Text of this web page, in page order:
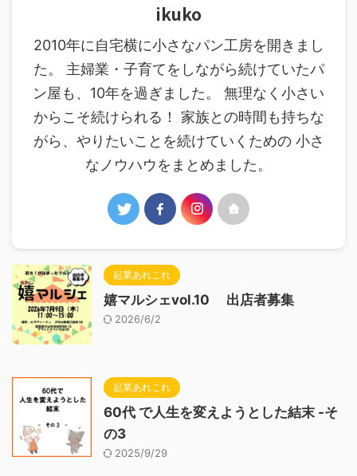
ikuko
2010年に自宅横に小さなパン工房を開きまし
た。 主婦業・子育てをしながら続けていたパ
ン屋も、10年を過ぎました。 無理なく小さい
からこそ続けられる！ 家族との時間も持ちな
がら、やりたいことを続けていくための 小さ
なノウハウをまとめました。
起業あれこれ
嬉マルシェvol.10 出店者募集
2026/6/2
起業あれこれ
60代 で人生を変えようとした結末 -そ
の3
2025/9/29